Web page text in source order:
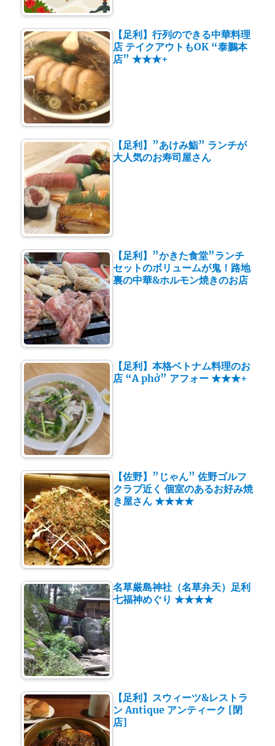
【足利】行列のできる中華料理
店 テイクアウトもOK “泰鵬本
店” ★★★+
【足利】”あけみ鮨” ランチが
大人気のお寿司屋さん
【足利】”かきた食堂”ランチ
セットのボリュームが鬼！路地
裏の中華&ホルモン焼きのお店
【足利】本格ベトナム料理のお
店 “A phở” アフォー ★★★+
【佐野】”じゃん” 佐野ゴルフ
クラブ近く 個室のあるお好み焼
き屋さん ★★★★
名草厳島神社（名草弁天）足利
七福神めぐり ★★★★
【足利】スウィーツ&レストラ
ン Antique アンティーク [閉
店]